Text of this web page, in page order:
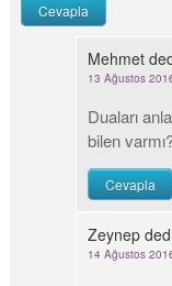
Cevapla
Mehmet
13 Ağustos
Duaları
bilen
Cevapla
Zeynep
14 Ağustos